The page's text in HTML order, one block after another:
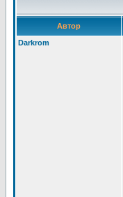
Автор
Darkrom